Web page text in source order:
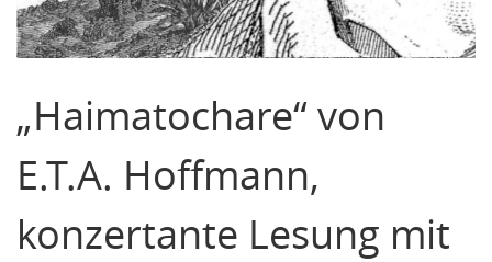
„Haimatochare“ von
E.T.A. Hoffmann,
konzertante Lesung mit